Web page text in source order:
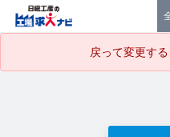
戻って変更す